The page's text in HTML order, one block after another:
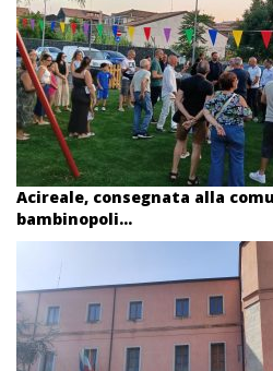
Acireale, consegnata alla
bambinopoli...